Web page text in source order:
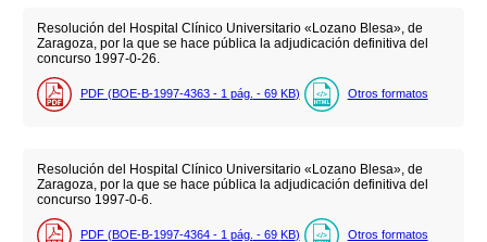
Resolución del Hospital Clínico Universitario «Lozano Blesa», de
Zaragoza, por la que se hace pública la adjudicación definitiva del
concurso 1997-0-26.
PDF (BOE-B-1997-4363 - 1 pág. - 69 KB) Otros formatos
Resolución del Hospital Clínico Universitario «Lozano Blesa», de
Zaragoza, por la que se hace pública la adjudicación definitiva del
concurso 1997-0-6.
PDF (BOE-B-1997-4364 - 1 pág. - 69 KB) Otros formatos